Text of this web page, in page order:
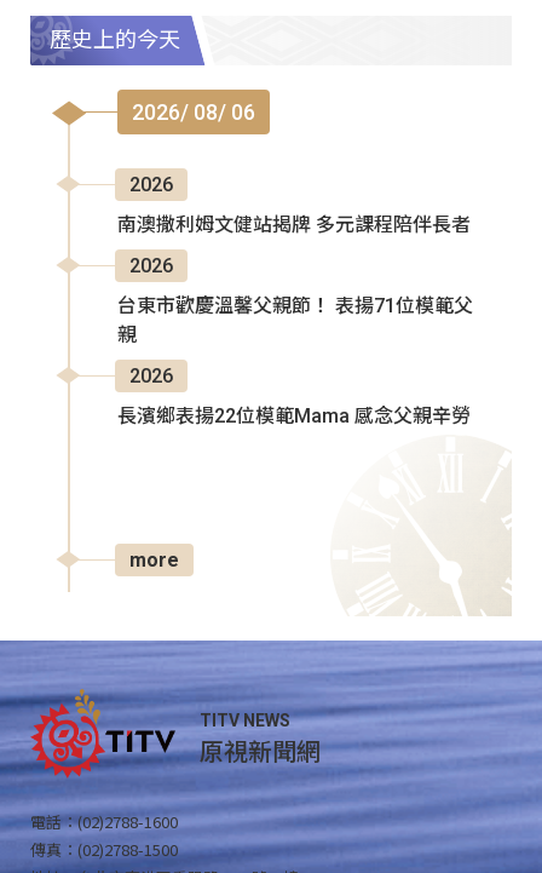
歷史上的今天
2026/ 08/ 06
2026
南澳撒利姆文健站揭牌 多元課程陪伴長者
2026
台東市歡慶溫馨父親節！ 表揚71位模範父
親
2026
長濱鄉表揚22位模範Mama 感念父親辛勞
more
TITV NEWS
原視新聞網
電話：(02)2788-1600
傳真：(02)2788-1500